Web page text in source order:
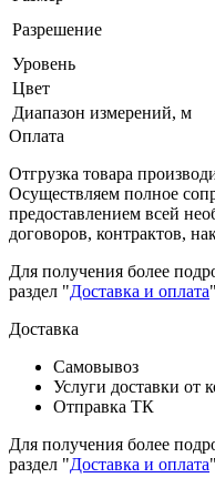
Разрешение
Уровень
Цвет
Диапазон измерений, м
Оплата
Отгрузка товара
Осуществляем полное
предоставлением всей
договоров, контрактов,
Для получения более
раздел "Доставка и оплата
Доставка
Самовывоз
Услуги доставки от
Отправка ТК
Для получения более
раздел "Доставка и оплата